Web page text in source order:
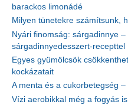
barackos limonádé
Milyen tünetekre számítsunk,
Nyári finomság: sárgadinnye
sárgadinnyedesszert-recepttel
Egyes gyümölcsök
kockázatait
A menta és a cukorbetegség
Vízi aerobikkal még a fogyás